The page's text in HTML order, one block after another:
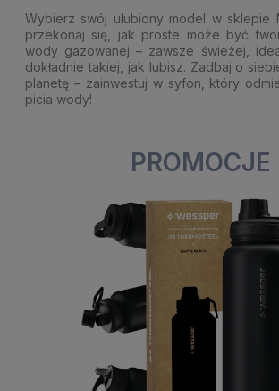
Wybierz swój ulubiony model w sklepie
przekonaj się, jak proste może być
wody gazowanej – zawsze świeżej,
dokładnie takiej, jak lubisz. Zadbaj o
planetę – zainwestuj w syfon, który
picia wody!
PROMOCJE